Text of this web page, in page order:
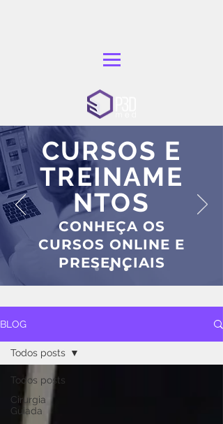
CURSOS E
TREINAME
NTOS
CONHEÇA OS
CURSOS ONLINE E
PRESENCIAIS
BLOG
Todos posts
Cirurgia
Guiada
Todos posts